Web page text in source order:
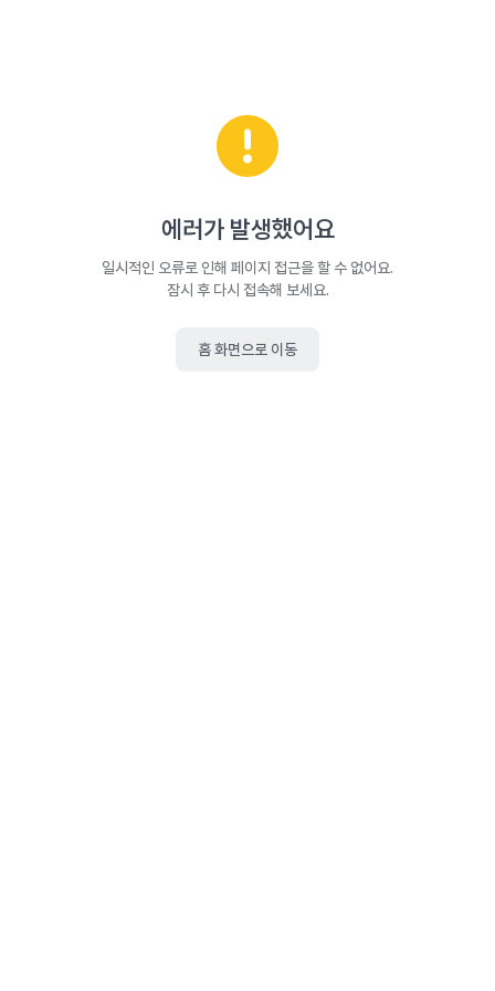
에러가 발생했어요
일시적인 오류로 인해 페이지 접근을 할 수 없어요.
잠시 후 다시 접속해 보세요.
홈 화면으로 이동